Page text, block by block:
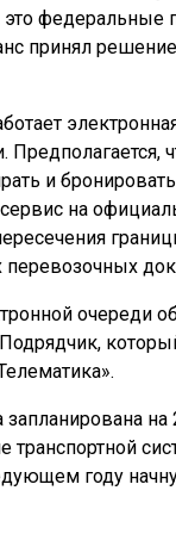
это
принял
и
на
очереди
транспортной
году